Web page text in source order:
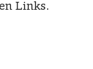
Links.